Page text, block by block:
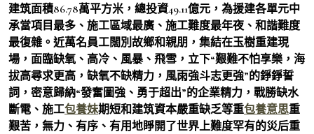
建筑面積86.78萬平方米，總投資49.11億元，為援建各單元中
承當項目最多、施工區域最廣、施工難度最年夜、和諧難度
最復雜。近萬名員工闊別故鄉和親朋，集結在玉樹重建現
場，面臨缺氧、高冷、風暴、飛雪，立下“艱難不怕享樂，海
拔高尋求更高，缺氧不缺精力，風雨強斗志更強”的錚錚誓
詞，密意歸納“發奮圖強、勇于超出”的企業精力，戰勝缺水
斷電、施工包養妹期短和建筑資本嚴重缺乏等重包養意思重
艱苦，無力、有序、有用地睜開了世界上難度罕有的災后重